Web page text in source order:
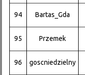
94 Bartas_Gda
95 Przemek
96 goscniedzielny